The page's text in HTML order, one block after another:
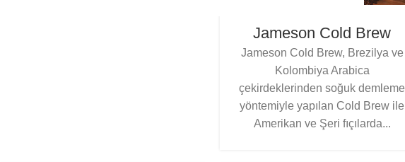
Jameson Cold Brew
Jameson Cold Brew, Brezilya ve
Kolombiya Arabica
çekirdeklerinden soğuk demleme
yöntemiyle yapılan Cold Brew ile
Amerikan ve Şeri fıçılarda...